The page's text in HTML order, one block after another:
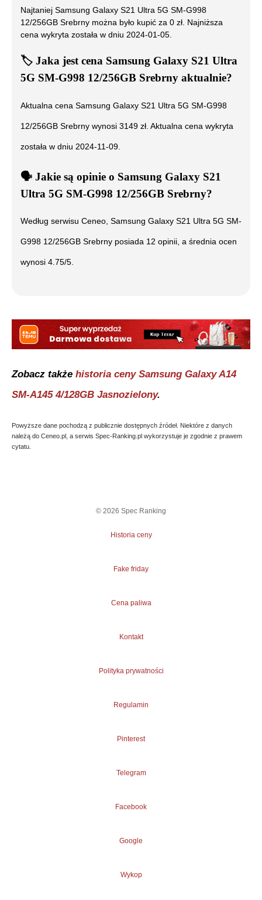
Najtaniej Samsung Galaxy S21 Ultra 5G SM-G998
12/256GB Srebrny można było kupić za 0 zł. Najniższa
cena wykryta została w dniu 2024-01-05
🏷️ Jaka jest cena Samsung Galaxy S21 Ultra
5G SM-G998 12/256GB Srebrny aktualnie?
Aktualna cena Samsung Galaxy S21 Ultra 5G SM-G998
12/256GB Srebrny wynosi 3149 zł. Aktualna cena wykryta
została w dniu 2024-11-09
🗣️ ️ Jakie są opinie o Samsung Galaxy S21
Ultra 5G SM-G998 12/256GB Srebrny?
Według serwisu Ceneo, Samsung Galaxy S21 Ultra 5G SM-
G998 12/256GB Srebrny posiada 12 opinii, a średnia ocen
wynosi 4.75/5.
Zobacz także historia ceny Samsung Galaxy A14
SM-A145 4/128GB Jasnozielony.
Powyższe dane pochodzą z publicznie dostępnych źródeł. Niektóre z danych
należą do Ceneo.pl, a serwis Spec-Ranking.pl wykorzystuje je zgodnie z prawem
cytatu.
© 2026 Spec Ranking
Historia ceny
Fake friday
Cena paliwa
Kontakt
Polityka prywatności
Regulamin
Pinterest
Telegram
Facebook
Google
Wykop